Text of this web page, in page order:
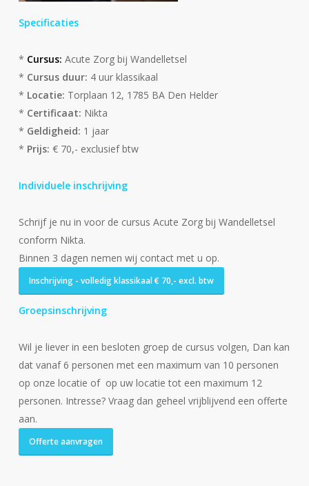
Specificaties
* Cursus: Acute Zorg bij Wandelletsel
* Cursus duur: 4 uur klassikaal
* Locatie: Torplaan 12, 1785 BA Den Helder
* Certificaat: Nikta
* Geldigheid: 1 jaar
* Prijs: € 70,- exclusief btw
Individuele inschrijving
Schrijf je nu in voor de cursus Acute Zorg bij Wandelletsel
conform Nikta.
Binnen 3 dagen nemen wij contact met u op.
Inschrijving - volledig klassikaal € 70,- excl. btw
Groepsinschrijving
Wil je liever in een besloten groep de cursus volgen, Dan kan
dat vanaf 6 personen met een maximum van 10 personen
op onze locatie of op uw locatie tot een maximum 12
personen. Intresse? Vraag dan geheel vrijblijvend een offerte
aan.
Offerte aanvragen